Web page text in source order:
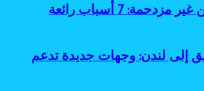
السفر الهادئ، أماكن غير مزدحمة: 7 أسباب رائعة
إلى لندن: وجهات جديدة تدعم